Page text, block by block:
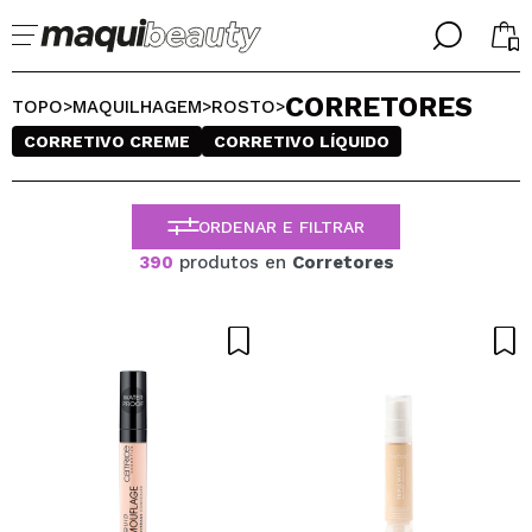
╳
Já sou #maquilover, tenho uma conta
BIENVENIDX!
Eu não tenho uma conta aqui
╳
SELECIONE O SEU IDIOMA
ENGLISH
FRANCES
ALEMAN
TOPO>MAQUILHAGEM>ROSTO>CORRETORES
CORRETIVO CREME CORRETIVO LÍQUIDO
ORDENAR E FILTRAR
390 produtos en Corretores